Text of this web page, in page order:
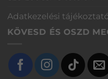
Adatkezelési
KÖVESD ÉS OSZD